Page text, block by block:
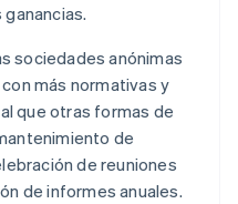
sociedades anónimas
más normativas y
que otras formas de
de
de reuniones
de informes anuales.